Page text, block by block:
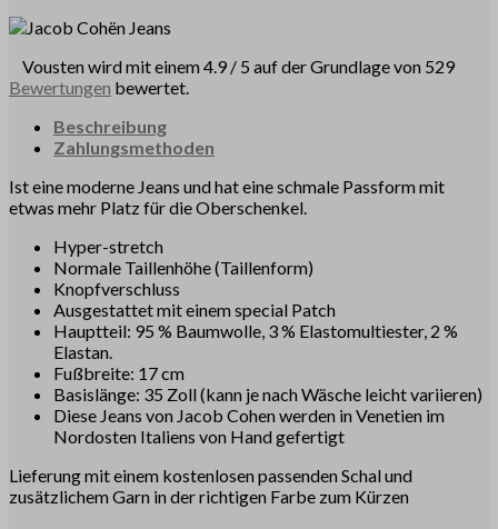
Vousten wird mit einem 4.9 / 5 auf der Grundlage von 529
Bewertungen bewertet.
Beschreibung
Zahlungsmethoden
Ist eine moderne Jeans und hat eine schmale Passform mit
etwas mehr Platz für die Oberschenkel.
Hyper-stretch
Normale Taillenhöhe (Taillenform)
Knopfverschluss
Ausgestattet mit einem special Patch
Hauptteil: 95 % Baumwolle, 3 % Elastomultiester, 2 %
Elastan.
Fußbreite: 17 cm
Basislänge: 35 Zoll (kann je nach Wäsche leicht variieren)
Diese Jeans von Jacob Cohen werden in Venetien im
Nordosten Italiens von Hand gefertigt
Lieferung mit einem kostenlosen passenden Schal und
zusätzlichem Garn in der richtigen Farbe zum Kürzen